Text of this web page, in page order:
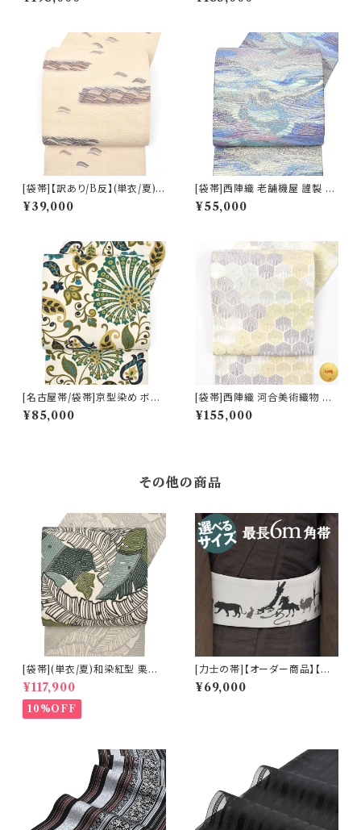
天然石糸 子猫鍵しっぽ 九寸帯
子金帯 正絹 日本製(商品番号:1
[袋帯]【訳あり/B反】(単衣/夏)
西陣織 老舗 加納幸 謹製 さざ
波文様 正絹 日本製(商品番号:2
¥39,000
[袋帯]西陣織 老舗機屋 謹製 金
華山織 正絹 日本製(商品番号:2
2460)
¥55,000
[名古屋帯/袋帯]京型染め ボタ
ニカル文様 京丹後産帯地 九寸
帯 正絹 日本製(商品番号:2239
¥85,000
[袋帯]西陣織 河合美術織物 謹
製 雅び彩取亀甲文 正絹 日本製
(商品番号:22117) フォーマル・
¥155,000
その他の商品
[袋帯](単衣/夏)和染紅型 栗山
吉三郎 謹製 芭蕉葉 本麻 日本
製(商品番号:22388)
¥117,900
10%OFF
[力士の帯]【オーダー商品】【刺
繍の名入れオプション有】西陣
織 老舗機屋 謹製 京友禅切り絵
¥69,000